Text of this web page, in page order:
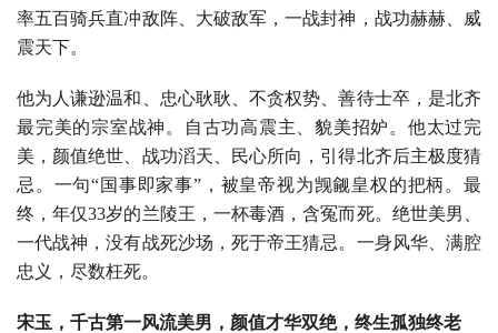
率五百骑兵直冲敌阵、大破敌军，一战封神，战功赫赫、威
震天下。
他为人谦逊温和、忠心耿耿、不贪权势、善待士卒，是北齐
最完美的宗室战神。自古功高震主、貌美招妒。他太过完
美，颜值绝世、战功滔天、民心所向，引得北齐后主极度猜
忌。一句“国事即家事”，被皇帝视为觊觎皇权的把柄。最
终，年仅33岁的兰陵王，一杯毒酒，含冤而死。绝世美男、
一代战神，没有战死沙场，死于帝王猜忌。一身风华、满腔
忠义，尽数枉死。
宋玉，千古第一风流美男，颜值才华双绝，终生孤独终老